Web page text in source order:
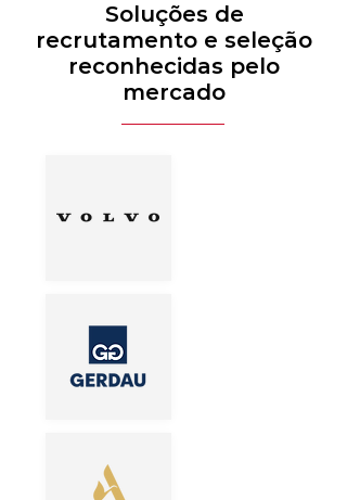
Soluções de
recrutamento e seleção
reconhecidas pelo
mercado